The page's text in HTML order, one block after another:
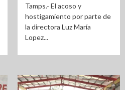
Tamps.- El acoso y
hostigamiento por parte de
la directora Luz María
Lopez...